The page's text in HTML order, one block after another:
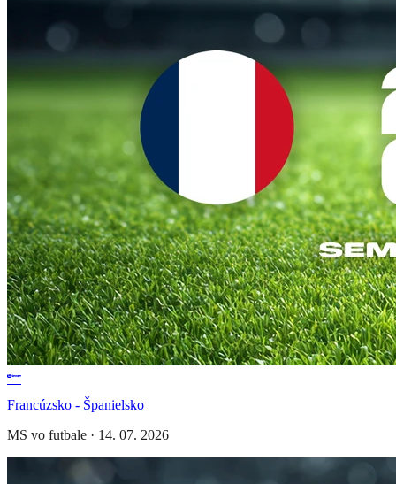
Francúzsko - Španielsko
MS vo futbale · 14. 07. 2026